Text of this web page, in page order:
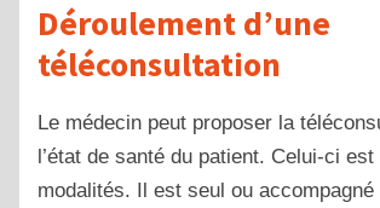
Déroulement d’une
téléconsultation
Le médecin peut proposer la
l’état de santé du patient. Celui-ci
modalités. Il est seul ou accompagné